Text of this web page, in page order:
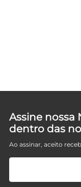
Assine nossa
dentro das
Ao assinar, aceito